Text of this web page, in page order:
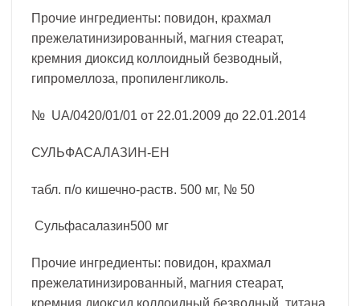
Прочие ингредиенты: повидон, крахмал
прежелатинизированный, магния стеарат,
кремния диоксид коллоидный безводный,
гипромеллоза, пропиленгликоль.
№ UA/0420/01/01 от 22.01.2009 до 22.01.2014
СУЛЬФАСАЛАЗИН-ЕН
табл. п/о кишечно-раств. 500 мг, № 50
Сульфасалазин500 мг
Прочие ингредиенты: повидон, крахмал
прежелатинизированный, магния стеарат,